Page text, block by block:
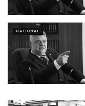
ninel peia
NATIONAL